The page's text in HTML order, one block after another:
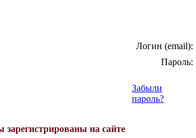
Логин (email):
Пароль:
Забыли
пароль?
на сайте